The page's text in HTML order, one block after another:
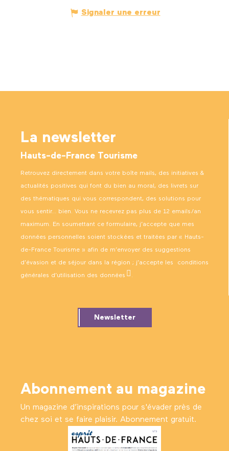
Signaler une erreur
La newsletter
Hauts-de-France Tourisme
Retrouvez directement dans votre boîte mails, des initiatives &
actualités positives qui font du bien au moral, des livrets sur
des thématiques qui vous correspondent, des solutions pour
vous sentir… bien. Vous ne recevrez pas plus de 12 emails/an
maximum. En soumettant ce formulaire, j’accepte que mes
données personnelles soient stockées et traitées par « Hauts-
de-France Tourisme » afin de m’envoyer des suggestions
d’évasion et de séjour dans la région ; j’accepte les conditions
générales d’utilisation des données .
Newsletter
Abonnement au magazine
Un magazine d’inspirations pour s'évader près de
chez soi et se faire plaisir. Abonnement gratuit.